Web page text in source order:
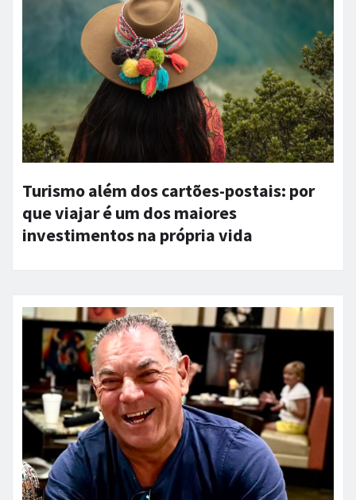
Turismo além dos cartões-postais: por
que viajar é um dos maiores
investimentos na própria vida